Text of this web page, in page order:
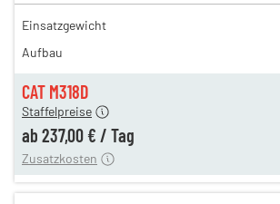
CAT M318D
411,00 €
342,00 €
286,00 €
Staffelpreise
ab 237,00 € / Tag
12,00 €
Zusatzkosten
Einsatzgewicht
Aufbau